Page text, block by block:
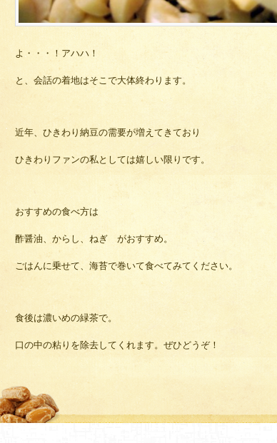
よ・・・！アハハ！
と、会話の着地はそこで大体終わります。
近年、ひきわり納豆の需要が増えてきており
ひきわりファンの私としては嬉しい限りです。
おすすめの食べ方は
酢醤油、からし、ねぎ がおすすめ。
ごはんに乗せて、海苔で巻いて食べてみてください。
食後は濃いめの緑茶で。
口の中の粘りを除去してくれます。ぜひどうぞ！